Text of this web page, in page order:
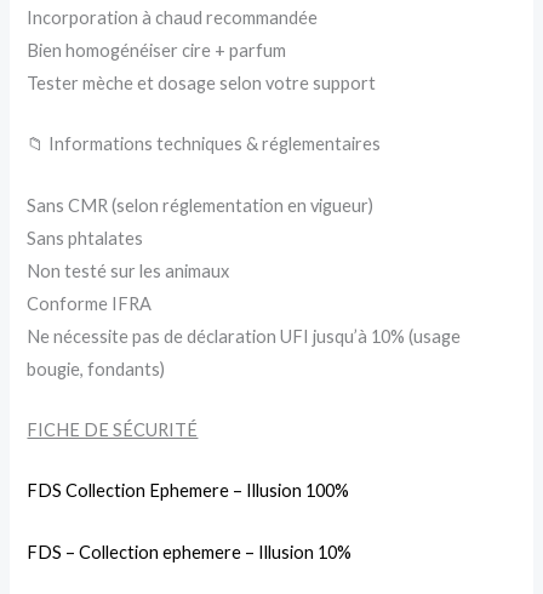
Incorporation à chaud recommandée
Bien homogénéiser cire + parfum
Tester mèche et dosage selon votre support
📁 Informations techniques & réglementaires
Sans CMR (selon réglementation en vigueur)
Sans phtalates
Non testé sur les animaux
Conforme IFRA
Ne nécessite pas de déclaration UFI jusqu’à 10% (usage
bougie, fondants)
FICHE DE SÉCURITÉ
FDS Collection Ephemere – Illusion 100%
FDS – Collection ephemere – Illusion 10%